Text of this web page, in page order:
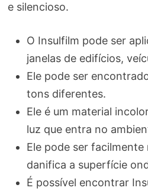
e silencioso.
O Insulfilm pode ser
janelas de edifícios,
Ele pode ser
tons diferentes.
Ele é um material
luz que entra no
Ele pode ser
danifica a superfície
É possível encontrar